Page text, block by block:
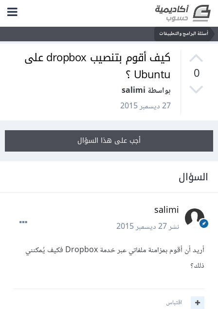
أسئلة البرامج والتطبيقات
0
كيف أقوم بتنصيب dropbox على
Ubuntu ؟
بواسطة salimi
27 ديسمبر 2015
أجب على هذا السؤال
السؤال
salimi
نشر27 ديسمبر 2015
أريد أن أقوم بمزامنة ملفاتي عبر خدمة Dropbox فكيف يُمكنني
ذلك؟
اقتباس